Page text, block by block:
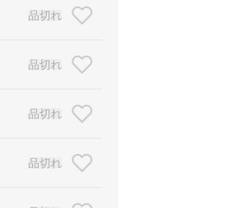
品切れ
品切れ
品切れ
品切れ